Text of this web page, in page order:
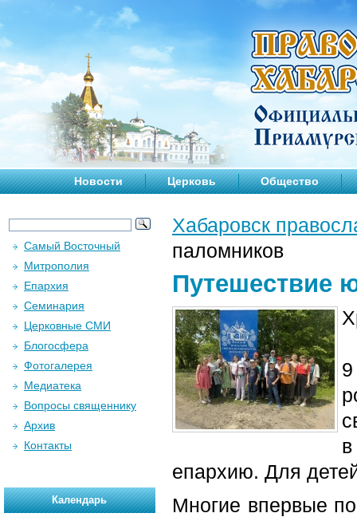
Новости Церковь Общество
Хабаровск
паломников
Путешествие
епархию. Для
Многие впервые
Самый Восточный
Митрополия
Епархия
Семинария
Церковные СМИ
Блогосфера
Фотогалерея
Медиатека
Вопросы священнику
Архив
Контакты
Календарь